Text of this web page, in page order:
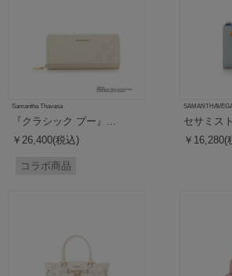
Samantha Thavasa
『クラシック プー』...
￥26,400(税込)
コラボ商品
セサミス
￥16,280(